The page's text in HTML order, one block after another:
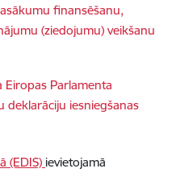
finansēšanu,
(ziedojumu) veikšanu
Parlamenta
deklarāciju iesniegšanas
(EDIS) ievietojamā